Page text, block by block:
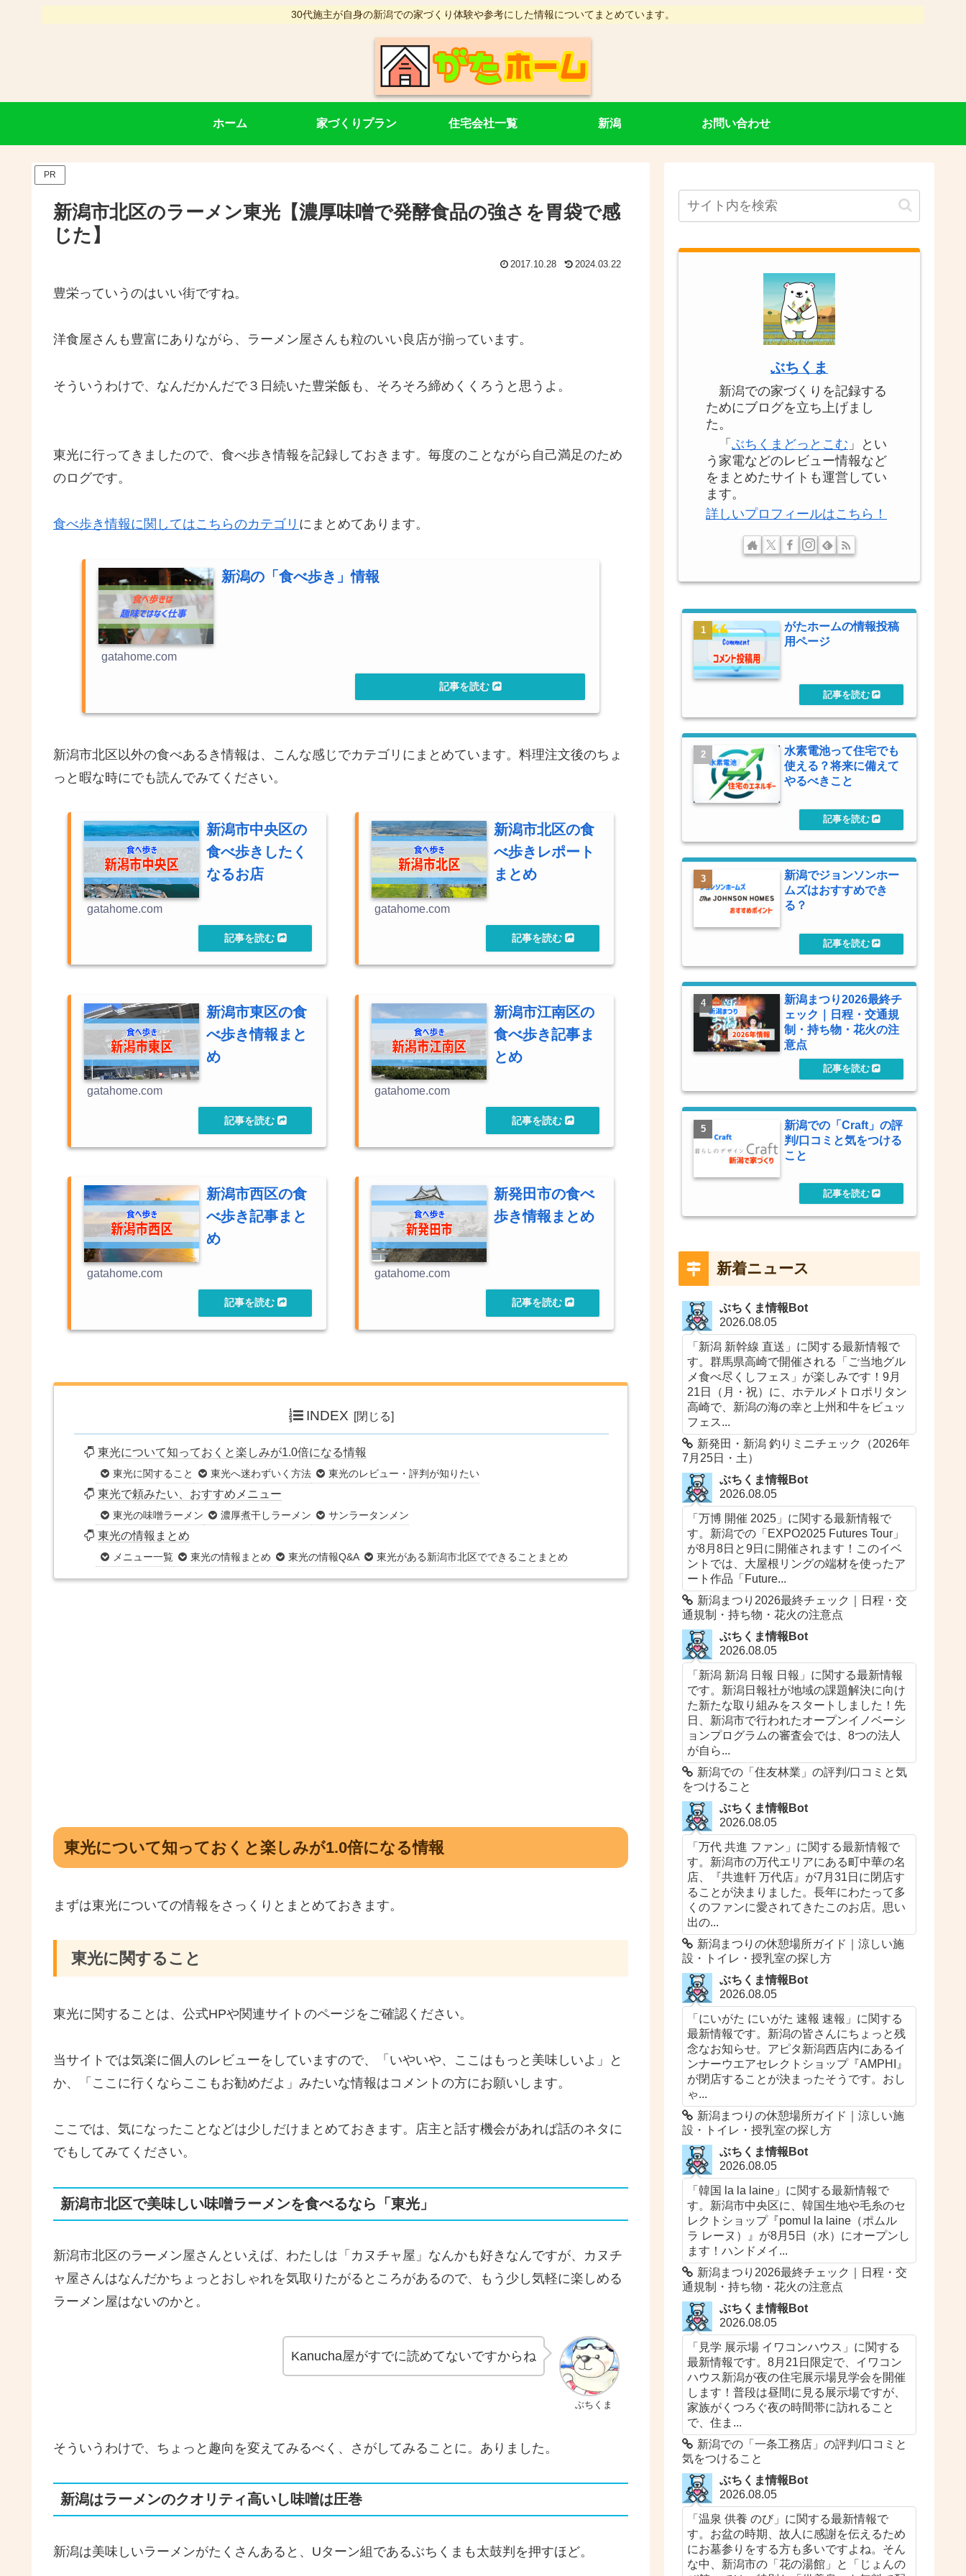
30代施主が自身の新潟での家づくり体験や参考にした情報についてまとめています。
ホーム 家づくりプラン 住宅会社一覧 新潟 お問い合わせ
PR
新潟市北区のラーメン東光【濃厚味噌で発酵食品の強さを胃袋で感
じた】
2017.10.28 2024.03.22
豊栄っていうのはいい街ですね。
洋食屋さんも豊富にありながら、ラーメン屋さんも粒のいい良店が揃っています。
そういうわけで、なんだかんだで３日続いた豊栄飯も、そろそろ締めくくろうと思うよ。
東光に行ってきましたので、食べ歩き情報を記録しておきます。毎度のことながら自己満足のため
のログです。
食べ歩き情報に関してはこちらのカテゴリ にまとめてあります。
新潟の「食べ歩き」情報
gatahome.com
新潟市北区以外の食べあるき情報は、こんな感じでカテゴリにまとめています。料理注文後のちょ
っと暇な時にでも読んでみてください。
新潟市中央区の
食べ歩きしたく
なるお店
gatahome.com
新潟市東区の食
べ歩き情報まと
め
gatahome.com
新潟市西区の食
べ歩き記事まと
め
gatahome.com
新潟市北区の食
べ歩きレポート
まとめ
gatahome.com
新潟市江南区の
食べ歩き記事ま
とめ
gatahome.com
新発田市の食べ
歩き情報まとめ
gatahome.com
INDEX
東光について知っておくと楽しみが1.0倍になる情報
東光に関すること 東光へ迷わずいく方法 東光のレビュー・評判が知りたい
東光で頼みたい、おすすめメニュー
東光の味噌ラーメン 濃厚煮干しラーメン サンラータンメン
東光の情報まとめ
メニュー一覧 東光の情報まとめ 東光の情報Q&A 東光がある新潟市北区でできることまとめ
東光について知っておくと楽しみが1.0倍になる情報
まずは東光についての情報をさっくりとまとめておきます。
東光に関すること
東光に関することは、公式HPや関連サイトのページをご確認ください。
当サイトでは気楽に個人のレビューをしていますので、「いやいや、ここはもっと美味しいよ」と
か、「ここに行くならここもお勧めだよ」みたいな情報はコメントの方にお願いします。
ここでは、気になったことなどは少しだけまとめておきます。店主と話す機会があれば話のネタに
でもしてみてください。
新潟市北区で美味しい味噌ラーメンを食べるなら「東光」
新潟市北区のラーメン屋さんといえば、わたしは「カヌチャ屋」なんかも好きなんですが、カヌチ
ャ屋さんはなんだかちょっとおしゃれを気取りたがるところがあるので、もう少し気軽に楽しめる
ラーメン屋はないのかと。
ぶちくま
Kanucha屋がすでに読めてないですからね
そういうわけで、ちょっと趣向を変えてみるべく、さがしてみることに。ありました。
新潟はラーメンのクオリティ高いし味噌は圧巻
新潟は美味しいラーメンがたくさんあると、 Uターン組であるぶちくまも太鼓判を押すほど。
ぶちくま
新潟での家づくりを記録する
ためにブログを立ち上げまし
た。
「 ぶちくまどっとこむ 」とい
う家電などのレビュー情報など
をまとめたサイトも運営してい
ます。
詳しいプロフィールはこちら！
がたホームの情報投稿
用ページ
水素電池って住宅でも
使える？将来に備えて
やるべきこと
新潟でジョンソンホー
ムズはおすすめでき
る？
新潟まつり2026最終チ
ェック｜日程・交通規
制・持ち物・花火の注
意点
新潟での「Craft」の評
判/口コミと気をつける
こと
新着ニュース
ぶちくま情報Bot
2026.08.05
「新潟 新幹線 直送」に関する最新情報で
す。群馬県高崎で開催される「ご当地グル
メ食べ尽くしフェス」が楽しみです！9月
21日（月・祝）に、ホテルメトロポリタン
高崎で、新潟の海の幸と上州和牛をビュッ
フェス...
新発田・新潟 釣りミニチェック（2026年
7月25日・土）
ぶちくま情報Bot
2026.08.05
「万博 開催 2025」に関する最新情報で
す。新潟での「EXPO2025 Futures Tour」
が8月8日と9日に開催されます！このイベ
ントでは、大屋根リングの端材を使ったア
ート作品「Future...
新潟まつり2026最終チェック｜日程・交
通規制・持ち物・花火の注意点
ぶちくま情報Bot
2026.08.05
「新潟 新潟 日報 日報」に関する最新情報
です。新潟日報社が地域の課題解決に向け
た新たな取り組みをスタートしました！先
日、新潟市で行われたオープンイノベーシ
ョンプログラムの審査会では、8つの法人
が自ら...
新潟での「住友林業​​」の評判/口コミと気
をつけること
ぶちくま情報Bot
2026.08.05
「万代 共進 ファン」に関する最新情報で
す。新潟市の万代エリアにある町中華の名
店、『共進軒 万代店』が7月31日に閉店す
ることが決まりました。長年にわたって多
くのファンに愛されてきたこのお店。思い
出の...
新潟まつりの休憩場所ガイド｜涼しい施
設・トイレ・授乳室の探し方
ぶちくま情報Bot
2026.08.05
「にいがた にいがた 速報 速報」に関する
最新情報です。新潟の皆さんにちょっと残
念なお知らせ。アピタ新潟西店内にあるイ
ンナーウエアセレクトショップ『AMPHI』
が閉店することが決まったそうです。おし
ゃ...
新潟まつりの休憩場所ガイド｜涼しい施
設・トイレ・授乳室の探し方
ぶちくま情報Bot
2026.08.05
「韓国 la la laine」に関する最新情報で
す。新潟市中央区に、韓国生地や毛糸のセ
レクトショップ『pomul la laine（ポムル
ラ レーヌ）』が8月5日（水）にオープンし
ます！ハンドメイ...
新潟まつり2026最終チェック｜日程・交
通規制・持ち物・花火の注意点
ぶちくま情報Bot
2026.08.05
「見学 展示場 イワコンハウス」に関する
最新情報です。8月21日限定で、イワコン
ハウス新潟が夜の住宅展示場見学会を開催
します！普段は昼間に見る展示場ですが、
家族がくつろぐ夜の時間帯に訪れること
で、住ま...
新潟での「一条工務店​​」の評判/口コミと
気をつけること
ぶちくま情報Bot
2026.08.05
「温泉 供養 のび」に関する最新情報で
す。お盆の時期、故人に感謝を伝えるため
にお墓参りをする方も多いですよね。そん
な中、新潟市の「花の湯館」と「じょんの